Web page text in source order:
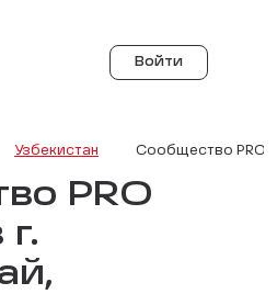
Войти
Узбекистан Сообщество PRO
PRO